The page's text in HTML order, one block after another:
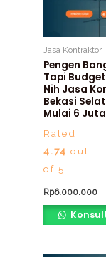
Jasa Kontraktor
Pengen
Tapi
Nih Jasa
Bekasi
Mulai 6
Rated
4.74 out
of 5
Rp6.000.000